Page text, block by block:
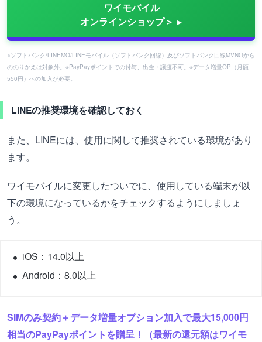
ワイモバイル
オンラインショップ＞
※ソフトバンク/LINEMO/LINEモバイル（ソフトバンク回線）及びソフトバンク回線MVNOから
ののりかえは対象外。※PayPayポイントでの付与、出金・譲渡不可。※データ増量OP（月額
550円）への加入が必要。
LINEの推奨環境を確認しておく
また、LINEには、使用に関して推奨されている環境があり
ます。
ワイモバイルに変更したついでに、使用している端末が以
下の環境になっているかをチェックするようにしましょ
う。
iOS：14.0以上
Android：8.0以上
SIMのみ契約＋データ増量オプション加入で最大15,000円
相当のPayPayポイントを贈呈！（最新の還元額はワイモ